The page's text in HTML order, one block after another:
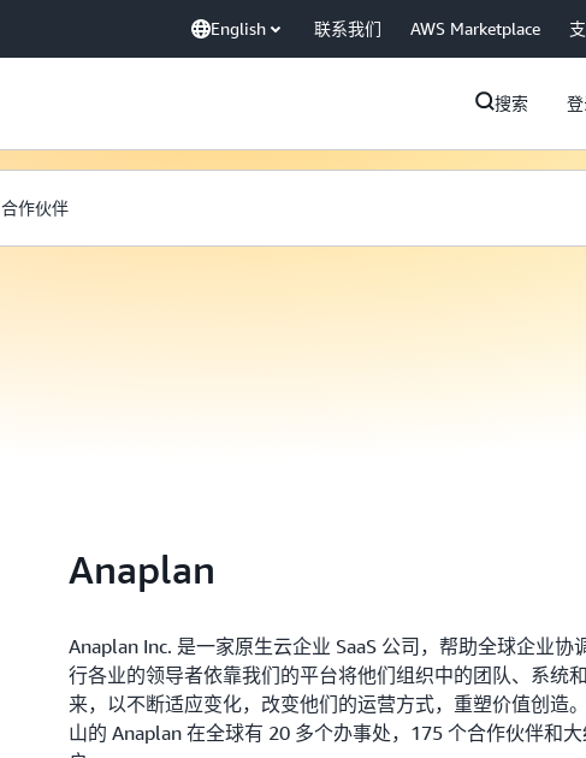
English 联系我们 AWS Marketplace
搜索
合作伙伴
Anaplan
Anaplan Inc. 是一家原生云企业 SaaS 公司，帮助全球企业协
行各业的领导者依靠我们的平台将他们组织中的团队、系统
来，以不断适应变化，改变他们的运营方式，重塑价值创造
山的 Anaplan 在全球有 20 多个办事处，175 个合作伙伴和